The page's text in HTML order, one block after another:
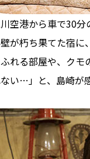
空港から車で30
が朽ち果てた宿
れる部屋や、ク
い…」と、島崎が